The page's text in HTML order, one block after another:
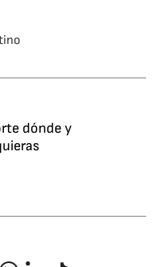
dónde y